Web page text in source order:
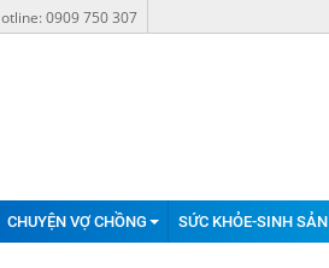
0909 750 307
CHUYỆN VỢ CHỒNG SỨC KHỎE-SINH SẢN